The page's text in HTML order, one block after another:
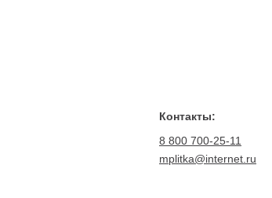
Контакты:
8 800 700-25-11
mplitka@internet.ru